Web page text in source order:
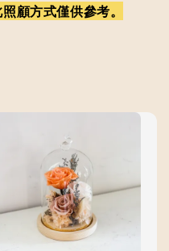
顧方式僅供參考。